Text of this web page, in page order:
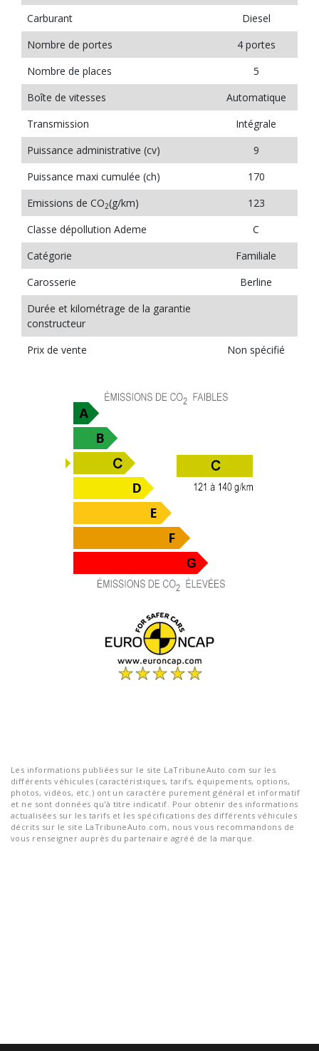
Carburant
Diesel
Nombre de portes
4 portes
Nombre de places
5
Boîte de vitesses
Automatique
Transmission
Intégrale
Puissance administrative (cv)
9
Puissance maxi cumulée (ch)
170
Emissions de CO2(g/km)
123
Classe dépollution Ademe
C
Catégorie
Familiale
Carosserie
Berline
Durée et kilométrage de la garantie
constructeur
Prix de vente
Non spécifié
Les informations publiées sur le site LaTribuneAuto.com sur les
différents véhicules (caractéristiques, tarifs, équipements, options,
photos, vidéos, etc.) ont un caractère purement général et informatif
et ne sont données qu'à titre indicatif. Pour obtenir des informations
actualisées sur les tarifs et les spécifications des différents véhicules
décrits sur le site LaTribuneAuto.com, nous vous recommandons de
vous renseigner auprès du partenaire agréé de la marque.